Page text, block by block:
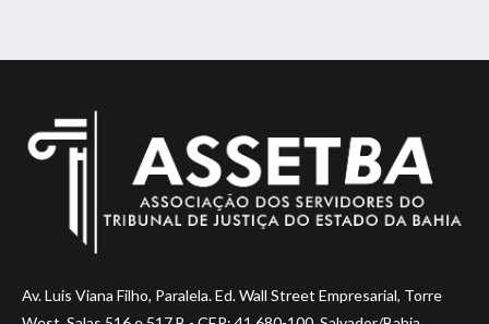
Av. Luis Viana Filho, Paralela. Ed. Wall Street Empresarial, Torre